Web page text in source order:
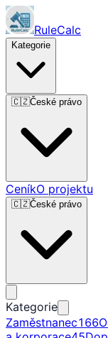
RuleCalc
Kategorie
🇨🇿České právo
CeníkO projektu
🇨🇿České právo
Kategorie
Zaměstnanec166